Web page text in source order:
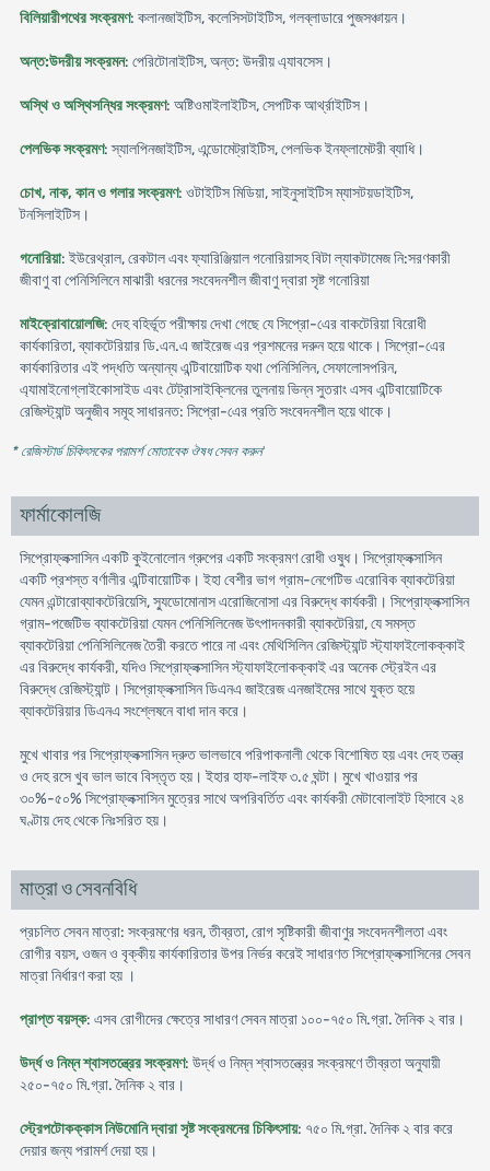
বিলিয়ারীপথের সংক্রমণ: কলানজাইটিস, কলেসিসটাইটিস, গলব্লাডারে পুজসঞ্চায়ন।
অন্ত:উদরীয় সংক্রমন: পেরিটোনাইটিস, অন্ত: উদরীয় এ্যাবসেস।
অস্থি ও অস্থিসন্ধির সংক্রমণ: অষ্টিওমাইলাইটিস, সেপটিক আর্থ্রাইটিস।
পেলভিক সংক্রমণ: স্যালপিনজাইটিস, এন্ডোমেট্রাইটিস, পেলভিক ইনফ্লামেটরী ব্যাধি।
চোখ, নাক, কান ও গলার সংক্রমণ: ওটাইটিস মিডিয়া, সাইনুসাইটিস ম্যাসটয়ডাইটিস,
টনসিলাইটিস।
গনোরিয়া: ইউরেথ্রাল, রেকটাল এবং ফ্যারিঞ্জিয়াল গনোরিয়াসহ বিটা ল্যাকটামেজ নি:সরণকারী
জীবাণু বা পেনিসিলিনে মাঝারী ধরনের সংবেদনশীল জীবাণু দ্বারা সৃষ্ট গনোরিয়া
মাইক্রোবায়োলজি: দেহ বহির্ভূত পরীক্ষায় দেখা গেছে যে সিপ্রো-এের বাকটেরিয়া বিরোধী
কার্যকারিতা, ব্যাকটেরিয়ার ডি.এন.এ জাইরেজ এর প্রশমনের দরুন হয়ে থাকে। সিপ্রো-এের
কার্যকারিতার এই পদ্ধতি অন্যান্য এন্টিবায়োটিক যথা পেনিসিলিন, সেফালোসপরিন,
এ্যামাইনোগ্লাইকোসাইড এবং টেট্রাসাইক্লিনের তুলনায় ভিন্ন সুতরাং এসব এন্টিবায়োটিকে
রেজিস্ট্যান্ট অনুজীব সমূহ সাধারনত: সিপ্রো-এের প্রতি সংবেদনশীল হয়ে থাকে।
* রেজিস্টার্ড চিকিৎসকের পরামর্শ মোতাবেক ঔষধ সেবন করুন'
ফার্মাকোলজি
সিপ্রোফ্লক্সাসিন একটি কুইনোলোন গ্রুপের একটি সংক্রমণ রোধী ওষুধ। সিপ্রোফ্লক্সাসিন
একটি প্রশস্ত বর্ণালীর এন্টিবায়োটিক। ইহা বেশীর ভাগ গ্রাম-নেগেটিভ এরোবিক ব্যাকটেরিয়া
যেমন এন্টারোব্যাকটেরিয়েসি, স্যুডোমোনাস এরোজিনোসা এর বিরুদ্ধে কার্যকরী। সিপ্রোফ্লক্সাসিন
গ্রাম-পজেটিভ ব্যাকটেরিয়া যেমন পেনিসিলিনেজ উৎপাদনকারী ব্যাকটেরিয়া, যে সমস্ত
ব্যাকটেরিয়া পেনিসিলিনেজ তৈরী করতে পারে না এবং মেথিসিলিন রেজিস্ট্যান্ট স্ট্যাফাইলোকক্কাই
এর বিরুদ্ধে কার্যকরী, যদিও সিপ্রোফ্লক্সাসিন স্ট্যাফাইলোকক্কাই এর অনেক স্ট্রেইন এর
বিরুদ্ধে রেজিস্ট্যান্ট। সিপ্রোফ্লক্সাসিন ডিএনএ জাইরেজ এনজাইমের সাথে যুক্ত হয়ে
ব্যাকটেরিয়ার ডিএনএ সংশ্লেষনে বাধা দান করে।
মুখে খাবার পর সিপ্রোফ্লক্সাসিন দ্রুত ভালভাবে পরিপাকনালী থেকে বিশোষিত হয় এবং দেহ তন্ত্র
ও দেহ রসে খুব ভাল ভাবে বিস্তৃত হয়। ইহার হাফ-লাইফ ৩.৫ ঘন্টা। মুখে খাওয়ার পর
৩০%-৫০% সিপ্রোফ্লক্সাসিন মুত্রের সাথে অপরিবর্তিত এবং কার্যকরী মেটাবোলাইট হিসাবে ২৪
ঘণ্টায় দেহ থেকে নিঃসরিত হয়।
মাত্রা ও সেবনবিধি
প্রচলিত সেবন মাত্রা: সংক্রমণের ধরন, তীব্রতা, রোগ সৃষ্টিকারী জীবাণুর সংবেদনশীলতা এবং
রোগীর বয়স, ওজন ও বৃক্কীয় কার্যকারিতার উপর নির্ভর করেই সাধারণত সিপ্রোফ্লক্সাসিনের সেবন
মাত্রা নির্ধারণ করা হয় ।
প্রাপ্ত বয়স্ক: এসব রোগীদের ক্ষেত্রে সাধারণ সেবন মাত্রা ১০০-৭৫০ মি.গ্রা. দৈনিক ২ বার।
উর্দ্ধ ও নিম্ন শ্বাসতন্ত্রের সংক্রমণ: উর্দ্ধ ও নিম্ন শ্বাসতন্ত্রের সংক্রমণে তীব্রতা অনুযায়ী
২৫০-৭৫০ মি.গ্রা. দৈনিক ২ বার।
স্ট্রেপটোকক্কাস নিউমোনি দ্বারা সৃষ্ট সংক্রমনের চিকিৎসায়: ৭৫০ মি.গ্রা. দৈনিক ২ বার করে
দেয়ার জন্য পরামর্শ দেয়া হয়।